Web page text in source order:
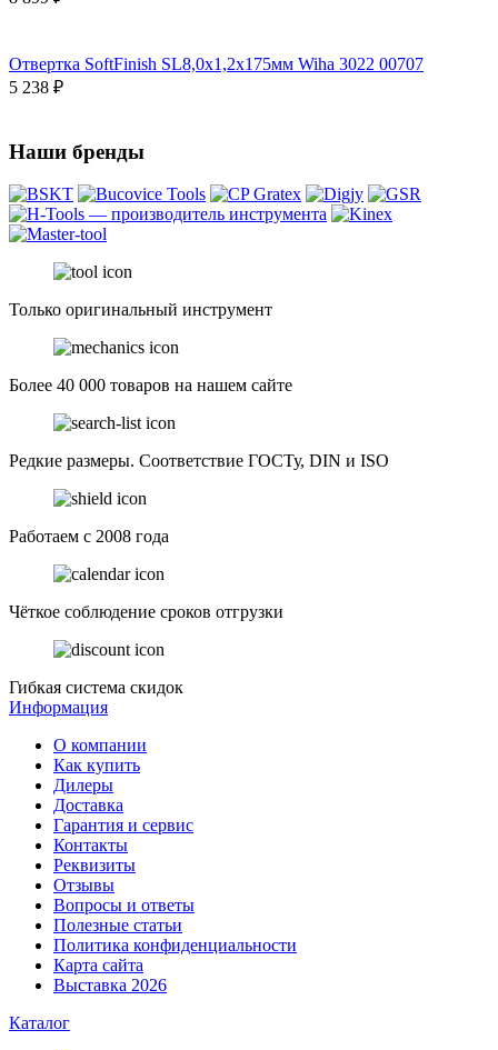
Отвертка SoftFinish SL8,0х1,2х175мм Wiha 3022 00707
5 238 ₽
Наши бренды
Только оригинальный инструмент
Более 40 000 товаров на нашем сайте
Редкие размеры. Соответствие ГОСТу, DIN и ISO
Работаем с 2008 года
Чёткое соблюдение сроков отгрузки
Гибкая система скидок
Информация
О компании
Как купить
Дилеры
Доставка
Гарантия и сервис
Контакты
Реквизиты
Отзывы
Вопросы и ответы
Полезные статьи
Политика конфиденциальности
Карта сайта
Выставка 2026
Каталог